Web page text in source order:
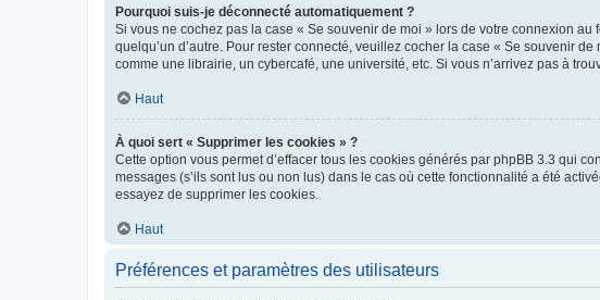
Pourquoi suis-je déconnecté automatiquement ?
Si vous ne cochez pas la case « Se souvenir de moi » lors de votre connexion
quelqu’un d’autre. Pour rester connecté, veuillez cocher la case « Se souvenir
comme une librairie, un cybercafé, une université, etc. Si vous n’arrivez pas à
Haut
À quoi sert « Supprimer les cookies » ?
Cette option vous permet d’effacer tous les cookies générés par phpBB 3.3 qui
messages (s’ils sont lus ou non lus) dans le cas où cette fonctionnalité a été
essayez de supprimer les cookies.
Haut
Préférences et paramètres des utilisateurs